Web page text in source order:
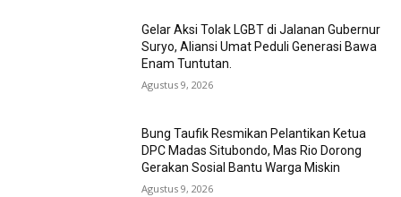
Gelar Aksi Tolak LGBT di Jalanan Gubernur
Suryo, Aliansi Umat Peduli Generasi Bawa
Enam Tuntutan.
Agustus 9, 2026
Bung Taufik Resmikan Pelantikan Ketua
DPC Madas Situbondo, Mas Rio Dorong
Gerakan Sosial Bantu Warga Miskin
Agustus 9, 2026